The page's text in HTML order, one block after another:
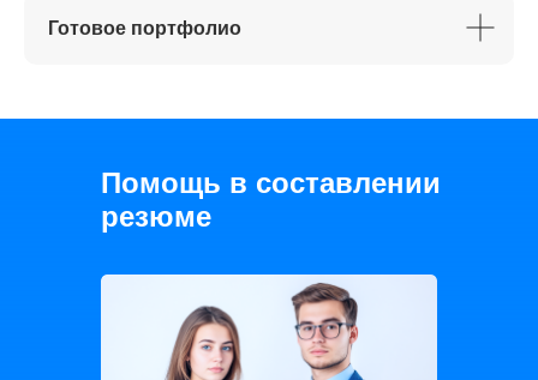
Готовое портфолио
Помощь в составлении
резюме